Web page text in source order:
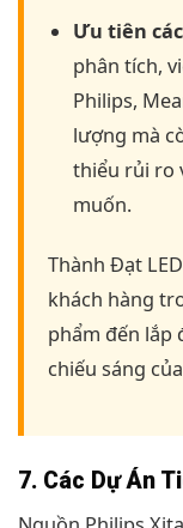
Ưu tiên
phân tích,
Philips,
lượng mà
thiểu rủi ro
muốn.
Thành Đạt
khách hàng
phẩm đến lắp
chiếu sáng
7. Các Dự Án